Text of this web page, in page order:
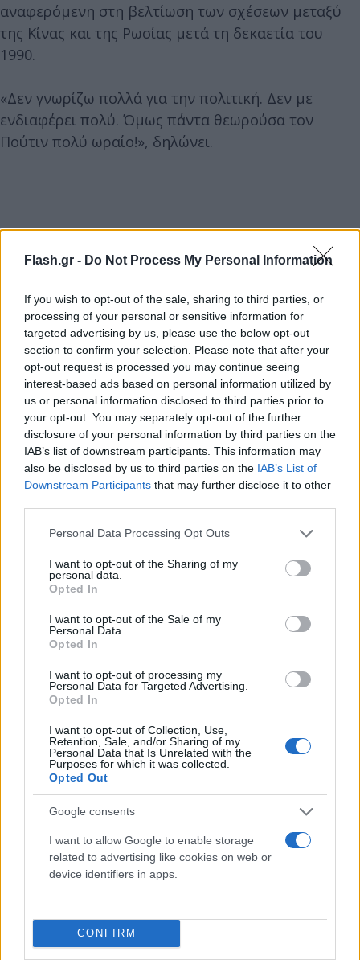
Flash.gr - Do Not Process My Personal Information
If you wish to opt-out of the sale, sharing to third parties, or
processing of your personal or sensitive information for
targeted advertising by us, please use the below opt-out
section to confirm your selection. Please note that after your
opt-out request is processed you may continue seeing
interest-based ads based on personal information utilized by
us or personal information disclosed to third parties prior to
your opt-out. You may separately opt-out of the further
disclosure of your personal information by third parties on the
IAB’s list of downstream participants. This information may
also be disclosed by us to third parties on the IAB’s List of
Downstream Participants that may further disclose it to other
Please note that this website/app uses one or more Google
not limited to your visit or usage behaviour. You may click to
grant or deny consent to Google and its third-party tags to
use your data for below specified purposes in below Google
consent section.
Personal Data Processing Opt Outs
I want to opt-out of the Sharing of my
personal data.
Opted In
I want to opt-out of the Sale of my
Personal Data.
Opted In
I want to opt-out of processing my
Personal Data for Targeted Advertising.
Opted In
I want to opt-out of Collection, Use,
Retention, Sale, and/or Sharing of my
Personal Data that Is Unrelated with the
Purposes for which it was collected.
Opted Out
Google consents
I want to allow Google to enable storage
related to advertising like cookies on web or
device identifiers in apps.
CONFIRM
αναφερόμενη στη βελτίωση των σχέσεων μεταξύ
της Κίνας και της Ρωσίας μετά τη δεκαετία του
1990.
«Δεν γνωρίζω πολλά για την πολιτική. Δεν με
ενδιαφέρει πολύ. Όμως πάντα θεωρούσα τον
Πούτιν πολύ ωραίο!», δηλώνει.
Άλογο και ψάρεμα
Στον Πούτιν αρέσει να καλλιεργεί μια εικόνα ενός
άνδρα αρρενωπού που ασχολείται με τα σπορ.
Τα κινεζικά μέσα ενημέρωσης δημοσιεύουν εδώ
και χρόνια κολακευτικά βίντεο και φωτογραφίες
του Ρώσου προέδρου να ιππεύει άλογα, να
ψαρεύει, να πιλοτάρει αεροπλάνο, να παίζει χόκεϊ
επί πάγου ή να κάνει τζούντο.
Σε συνδυασμό με την εικόνα ενός ανυποχώρητου
ηγέτη που αντιστέκεται στη Δύση, αυτές οι εικόνες